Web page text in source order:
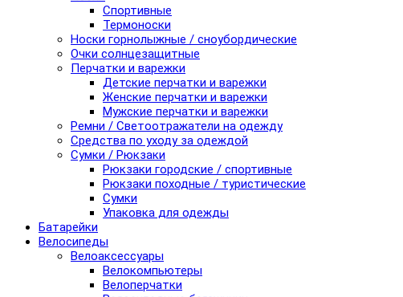
Спортивные
Термоноски
Носки горнолыжные / сноубордические
Очки солнцезащитные
Перчатки и варежки
Детские перчатки и варежки
Женские перчатки и варежки
Мужские перчатки и варежки
Ремни / Светоотражатели на одежду
Средства по уходу за одеждой
Сумки / Рюкзаки
Рюкзаки городские / спортивные
Рюкзаки походные / туристические
Сумки
Упаковка для одежды
Батарейки
Велосипеды
Велоаксессуары
Велокомпьютеры
Велоперчатки